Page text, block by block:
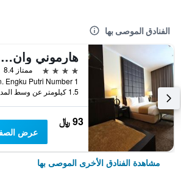
الفنادق الموصى بها
هارموني وان كونفينشان هوتل آند سيرفيس آبارتمينتس
4 نجوم
ممتاز 8.4
1.5 كيلومتر عن وسط المدينة
93 ﷼
عرض
مشاهدة الفنادق الأخرى الموصى بها